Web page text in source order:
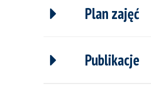
Plan zajęć
Publikacje